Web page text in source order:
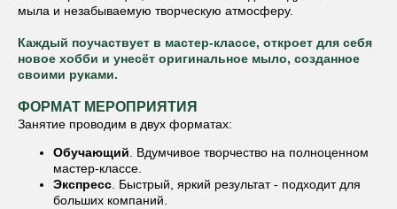
мыла и незабываемую творческую атмосферу.
Каждый поучаствует в мастер-классе, откроет для себя
новое хобби и унесёт оригинальное мыло, созданное
своими руками.
ФОРМАТ МЕРОПРИЯТИЯ
Занятие проводим в двух форматах:
Обучающий. Вдумчивое творчество на полноценном
мастер-классе.
Экспресс. Быстрый, яркий результат - подходит для
больших компаний.